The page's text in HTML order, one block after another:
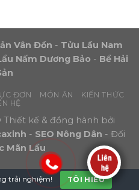
Vân Đồn - Tửu Lầu Nam
Nấm Dương Bảo - Bể Hải
ĐƠN MÓN ĂN
KIẾN THỨC
HỆ
kế & đồng hành bởi
- SEO Nông Dân - Đối
Mãn Lầu
trải nghiệm! TÔI HIỂU